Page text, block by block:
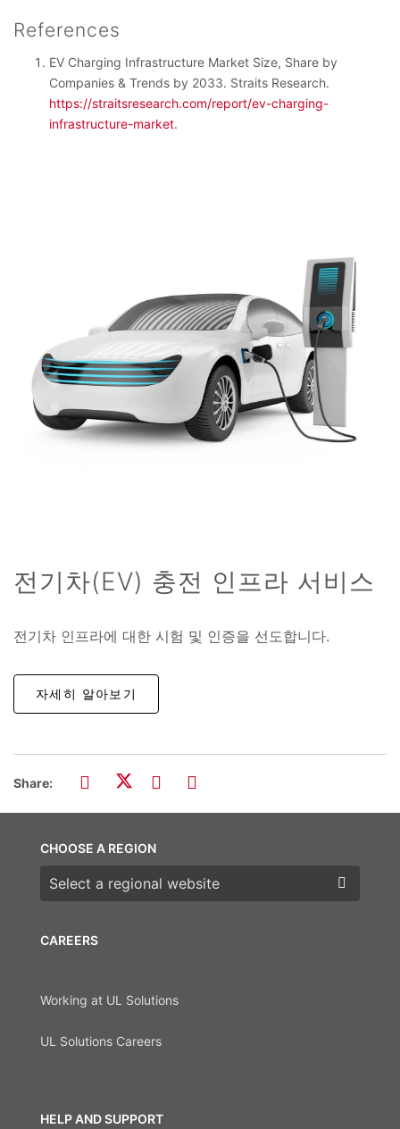
References
EV Charging Infrastructure Market Size, Share by
Companies & Trends by 2033. Straits Research.
https://straitsresearch.com/report/ev-charging-
infrastructure-market.
전기차(EV) 충전 인프라 서비스
전기차 인프라에 대한 시험 및 인증을 선도합니다.
자세히 알아보기
Share:
CAREERS
Working at UL Solutions
UL Solutions Careers
HELP AND SUPPORT
CHOOSE A REGION
Choose a region